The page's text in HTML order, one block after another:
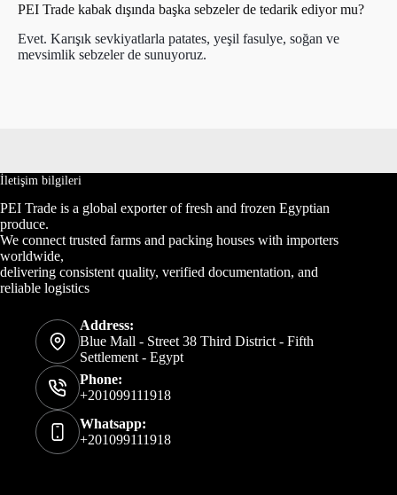
PEI Trade kabak dışında başka sebzeler de tedarik ediyor mu?
Evet. Karışık sevkiyatlarla patates, yeşil fasulye, soğan ve
mevsimlik sebzeler de sunuyoruz.
İletişim bilgileri
PEI Trade is a global exporter of fresh and frozen Egyptian
produce.
We connect trusted farms and packing houses with importers
worldwide,
delivering consistent quality, verified documentation, and
reliable logistics
Address:
Blue Mall - Street 38 Third District - Fifth
Settlement - Egypt
Phone:
+201099111918
Whatsapp:
+201099111918